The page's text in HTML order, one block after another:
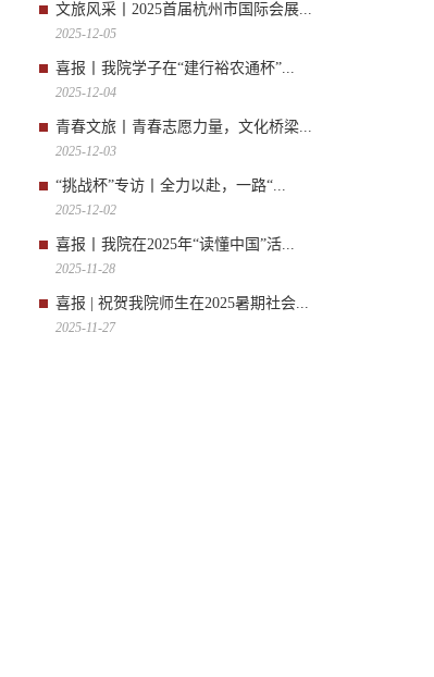
文旅风采丨2025首届杭州市国际会展...
2025-12-05
喜报丨我院学子在“建行裕农通杯”...
2025-12-04
青春文旅丨青春志愿力量，文化桥梁...
2025-12-03
“挑战杯”专访丨全力以赴，一路“...
2025-12-02
喜报丨我院在2025年“读懂中国”活...
2025-11-28
喜报 | 祝贺我院师生在2025暑期社会...
2025-11-27